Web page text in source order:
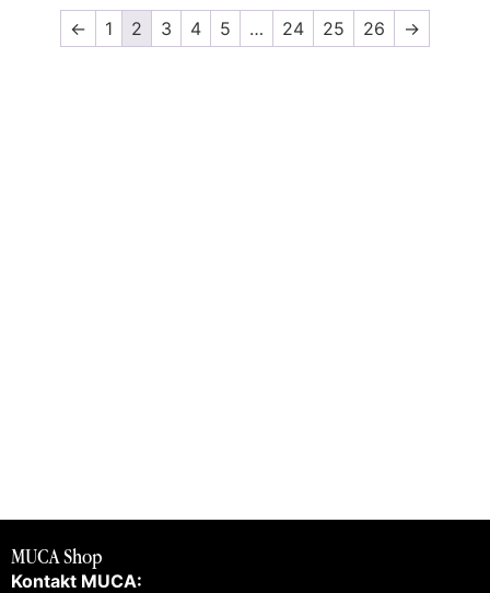
← 1 2 3 4 5 … 24 25 26 →
MUCA Shop
Kontakt MUCA: